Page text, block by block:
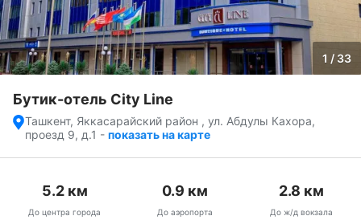
1 / 33
Бутик-отель City Line
Ташкент, Яккасарайский район , ул. Абдулы Кахора,
проезд 9, д.1 - показать на карте
5.2км
До центра города
0.9 км
До аэропорта
2.8 км
До ж/д вокзала